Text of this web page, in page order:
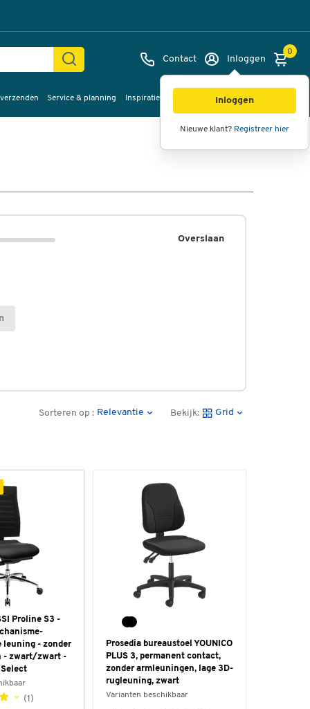
Contact Inloggen
Inloggen
Nieuwe klant? Registreer hier
0
Service & planning Inspiratie
Overslaan
Sorteren op : Relevantie Bekijk: Grid
Proline S3 -
leuning - zonder
- zwart/zwart -
(1)
Prosedia bureaustoel YOUNICO
PLUS 3, permanent contact,
zonder armleuningen, lage 3D-
rugleuning, zwart
Varianten beschikbaar